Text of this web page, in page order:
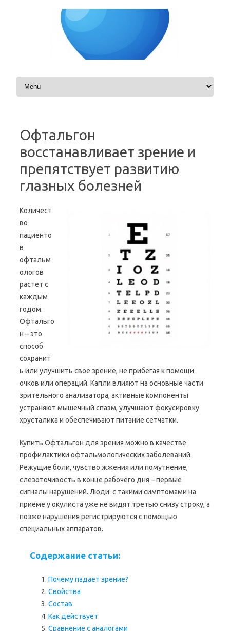
Skip to content
Офтальгон
восстанавливает зрение и
препятствует развитию
глазных болезней
Количест
во
пациенто
в
офтальм
ологов
растет с
каждым
годом.
Офтальго
н – это
способ
сохранит
ь или улучшить свое зрение, не прибегая к помощи
очков или операций. Капли влияют на основные части
зрительного анализатора, активные компоненты
устраняют мышечный спазм, улучшают фокусировку
хрусталика и обеспечивают питание сетчатки.
Купить Офтальгон для зрения можно в качестве
профилактики офтальмологических заболеваний.
Режущие боли, чувство жжения или помутнение,
слезоточивость в конце рабочего дня – первые
сигналы нарушений. Люди с такими симптомами на
приеме у окулиста уже не видят третью снизу строку, а
позже нарушения регистрируются с помощью
специальных аппаратов.
Содержание статьи:
Почему падает зрение?
Свойства
Состав
Как действует
Сравнение с аналогами